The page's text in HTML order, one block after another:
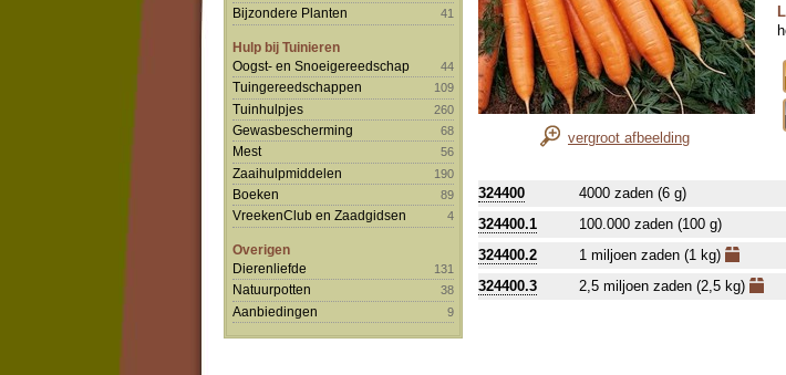
Bijzondere Planten 41
Hulp bij Tuinieren
Oogst- en Snoeigereedschap
44
Tuingereedschappen 109
Tuinhulpjes 260
Gewasbescherming 68
Mest 56
Zaaihulpmiddelen 190
Boeken 89
VreekenClub en Zaadgidsen 4
Overigen
Dierenliefde
131
Natuurpotten 38
Aanbiedingen 9
vergroot afbeelding
324400 4000 zaden (6 g)
324400.1 100.000 zaden (100 g)
324400.2 1 miljoen zaden (1 kg)
324400.3 2,5 miljoen zaden (2,5 kg)